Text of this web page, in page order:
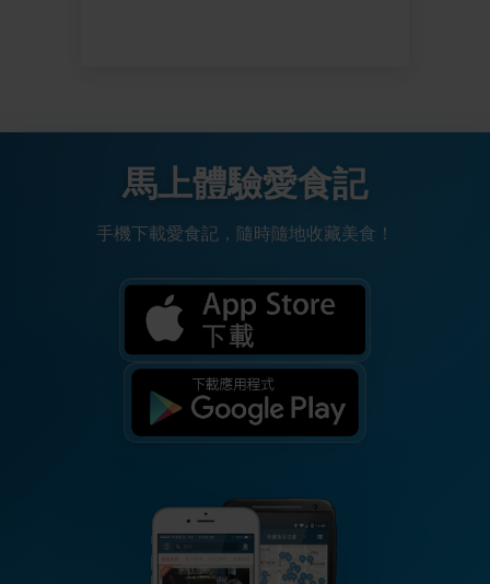
馬上體驗愛食記
手機下載愛食記，隨時隨地收藏美食！